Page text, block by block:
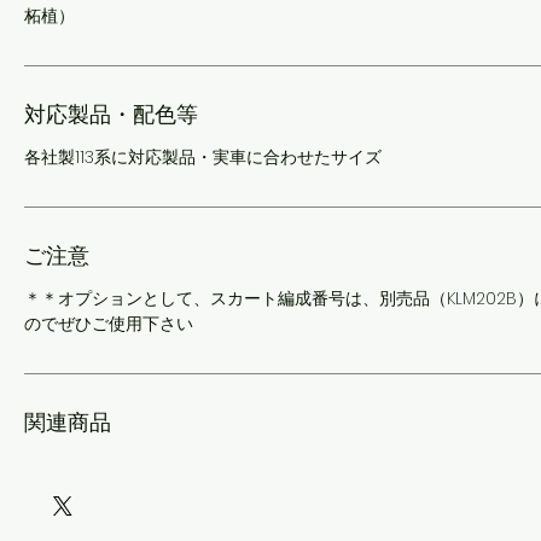
柘植）
対応製品・配色等
各社製113系に対応製品・実車に合わせたサイズ
ご注意
＊＊オプションとして、スカート編成番号は、別売品（KLM202B
のでぜひご使用下さい
関連商品